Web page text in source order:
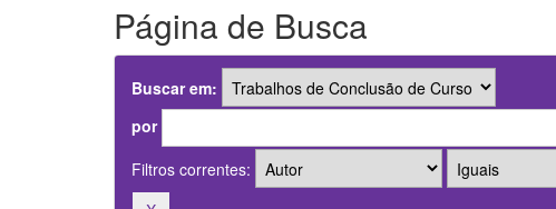
Página de Busca
Buscar em:
por
Filtros correntes: